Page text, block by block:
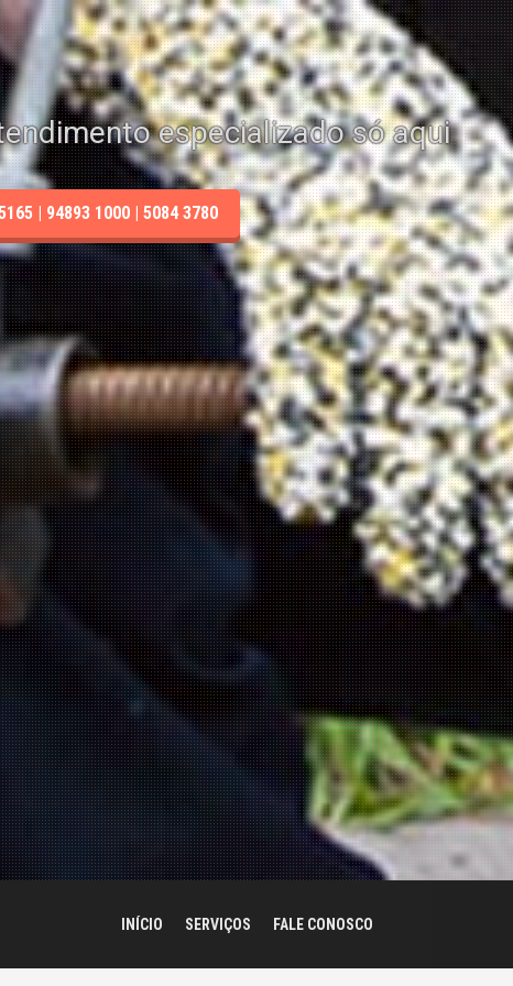
especializado só aqui
| 94893 1000 | 5084 3780
INÍCIO SERVIÇOS FALE CONOSCO